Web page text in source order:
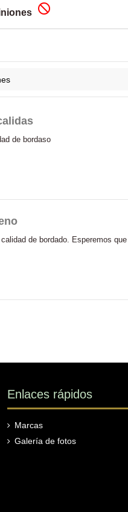

de bordaso
de bordado. Esperemos
Enlaces rápidos
Marcas
Galería de fotos